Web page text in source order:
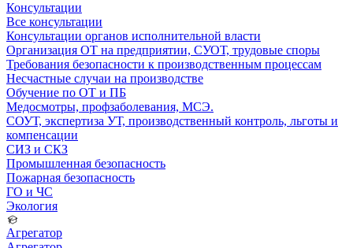
Консультации
Все консультации
Консультации органов исполнительной власти
Организация ОТ на предприятии, СУОТ, трудовые споры
Требования безопасности к производственным процессам
Несчастные случаи на производстве
Обучение по ОТ и ПБ
Медосмотры, профзаболевания, МСЭ.
СОУТ, экспертиза УТ, производственный контроль, льготы и
компенсации
СИЗ и СКЗ
Промышленная безопасность
Пожарная безопасность
ГО и ЧС
Экология
Агрегатор